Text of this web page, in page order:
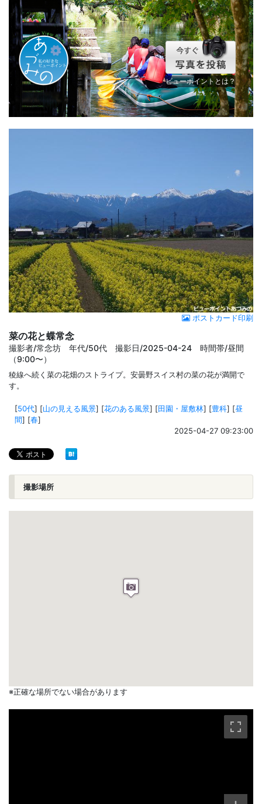
ビューポイントとは？
ポストカード印刷
菜の花と蝶常念
撮影者/常念坊 年代/50代 撮影日/2025-04-24 時間帯/昼間
（9:00〜）
稜線へ続く菜の花畑のストライプ。安曇野スイス村の菜の花が満開で
す。
[50代] [山の見える風景] [花のある風景] [田園・屋敷林] [豊科] [昼
間] [春]
2025-04-27 09:23:00
撮影場所
※正確な場所でない場合があります